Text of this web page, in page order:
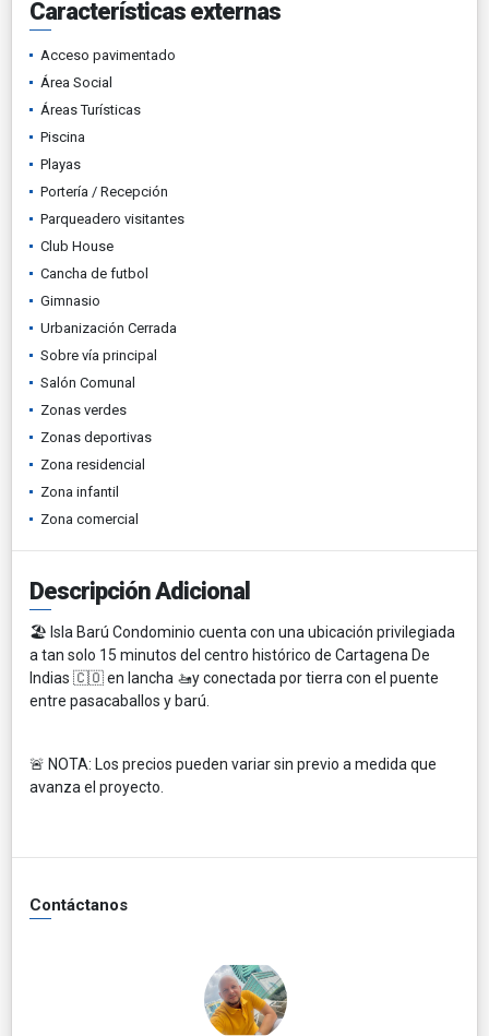
Características externas
Acceso pavimentado
Área Social
Áreas Turísticas
Piscina
Playas
Portería / Recepción
Parqueadero visitantes
Club House
Cancha de futbol
Gimnasio
Urbanización Cerrada
Sobre vía principal
Salón Comunal
Zonas verdes
Zonas deportivas
Zona residencial
Zona infantil
Zona comercial
Descripción Adicional
🏖️ Isla Barú Condominio cuenta con una ubicación privilegiada
a tan solo 15 minutos del centro histórico de Cartagena De
Indias 🇨🇴 en lancha 🚤y conectada por tierra con el puente
entre pasacaballos y barú.
🚨 NOTA: Los precios pueden variar sin previo a medida que
avanza el proyecto.
Contáctanos